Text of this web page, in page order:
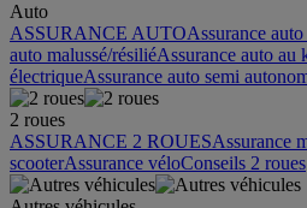
Auto
ASSURANCE AUTOAssurance
auto malussé/résiliéAssurance auto au
électriqueAssurance auto semi
2 roues
ASSURANCE 2 ROUESAssurance
scooterAssurance véloConseils 2 roues